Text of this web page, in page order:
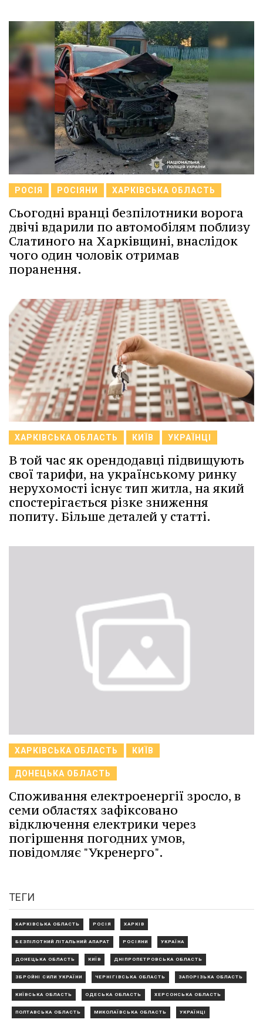
РОСІЯ РОСІЯНИ ХАРКІВСЬКА ОБЛАСТЬ
Сьогодні вранці безпілотники ворога
двічі вдарили по автомобілям поблизу
Слатиного на Харківщині, внаслідок
чого один чоловік отримав
поранення.
ХАРКІВСЬКА ОБЛАСТЬ КИЇВ УКРАЇНЦІ
В той час як орендодавці підвищують
свої тарифи, на українському ринку
нерухомості існує тип житла, на який
спостерігається різке зниження
попиту. Більше деталей у статті.
ХАРКІВСЬКА ОБЛАСТЬ КИЇВ
ДОНЕЦЬКА ОБЛАСТЬ
Споживання електроенергії зросло, в
семи областях зафіксовано
відключення електрики через
погіршення погодних умов,
повідомляє "Укренерго".
ТЕГИ
ХАРКІВСЬКА ОБЛАСТЬ РОСІЯ ХАРКІВ
БЕЗПІЛОТНИЙ ЛІТАЛЬНИЙ АПАРАТ РОСІЯНИ УКРАЇНА
ДОНЕЦЬКА ОБЛАСТЬ КИЇВ ДНІПРОПЕТРОВСЬКА ОБЛАСТЬ
ЗБРОЙНІ СИЛИ УКРАЇНИ ЧЕРНІГІВСЬКА ОБЛАСТЬ ЗАПОРІЗЬКА ОБЛАСТЬ
КИЇВСЬКА ОБЛАСТЬ ОДЕСЬКА ОБЛАСТЬ ХЕРСОНСЬКА ОБЛАСТЬ
ПОЛТАВСЬКА ОБЛАСТЬ МИКОЛАЇВСЬКА ОБЛАСТЬ УКРАЇНЦІ